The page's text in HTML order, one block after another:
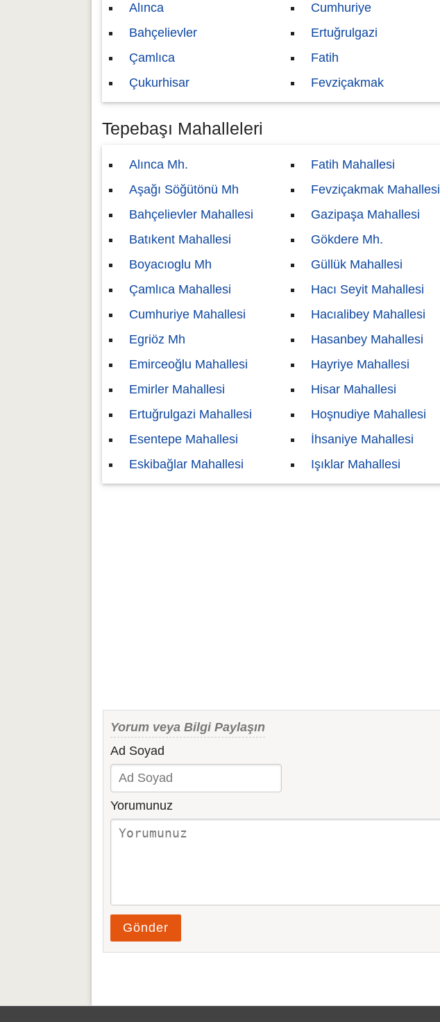
Alınca
Bahçelievler
Çamlıca
Çukurhisar
Cumhuriye
Ertuğrulgazi
Fatih
Fevziçakmak
Tepebaşı Mahalleleri
Alınca Mh.
Aşağı Söğütönü Mh
Bahçelievler Mahallesi
Batıkent Mahallesi
Boyacıoglu Mh
Çamlıca Mahallesi
Cumhuriye Mahallesi
Egriöz Mh
Emirceoğlu Mahallesi
Emirler Mahallesi
Ertuğrulgazi Mahallesi
Esentepe Mahallesi
Eskibağlar Mahallesi
Fatih Mahallesi
Fevziçakmak Mahallesi
Gazipaşa Mahallesi
Gökdere Mh.
Güllük Mahallesi
Hacı Seyit Mahallesi
Hacıalibey Mahallesi
Hasanbey Mahallesi
Hayriye Mahallesi
Hisar Mahallesi
Hoşnudiye Mahallesi
İhsaniye Mahallesi
Işıklar Mahallesi
Yorum veya Bilgi Paylaşın
Ad Soyad
Yorumunuz
Gönder